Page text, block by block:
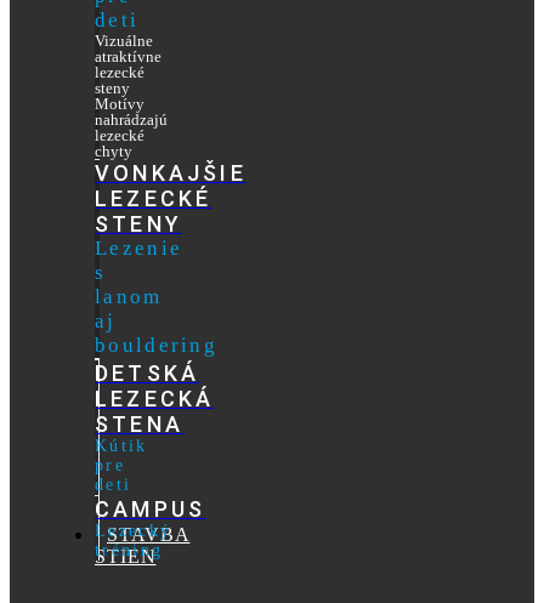
deti
Vizuálne
atraktívne
lezecké
steny
Motívy
nahrádzajú
lezecké
chyty
VONKAJŠIE
LEZECKÉ
STENY
Lezenie
s
lanom
aj
bouldering
DETSKÁ
LEZECKÁ
STENA
Kútik
pre
deti
CAMPUS
Lezecký
tréning
STAVBA
STIEN